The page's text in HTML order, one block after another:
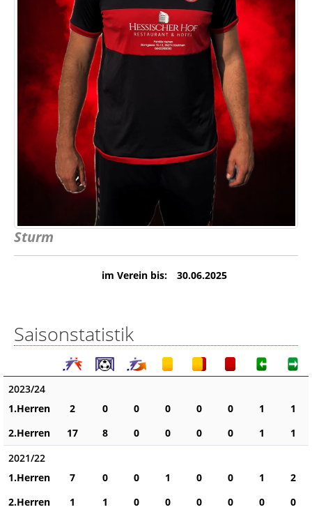
Sturm
im Verein bis: 30.06.2025
Saisonstatistik
2023/24
1.Herren
2 0 0 0 0 0 1
1
2.Herren
17 8 0 0 0 0 1
1
2021/22
1.Herren
7 0 0 1 0 0 1
2
2.Herren
1 1 0 0 0 0 0 0